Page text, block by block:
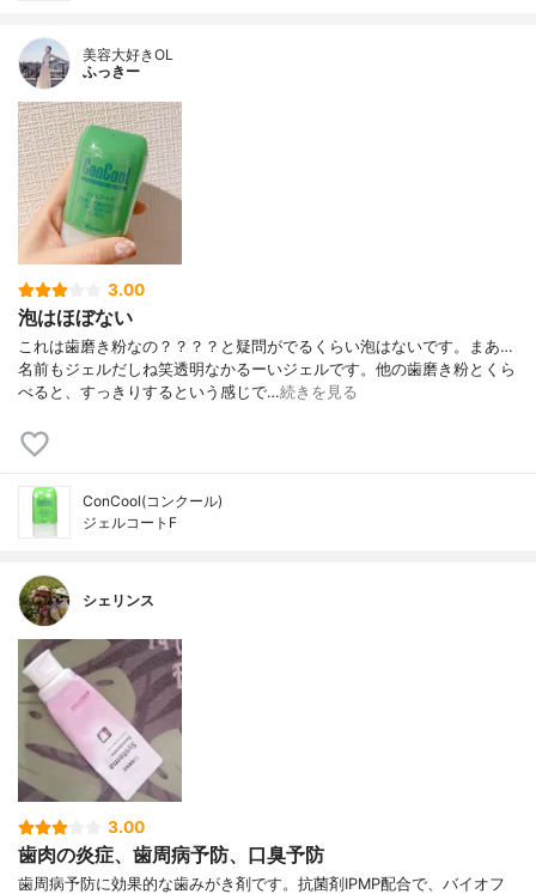
美容大好きOL
ふっきー
3.00
泡はほぼない
これは歯磨き粉なの？？？？と疑問がでるくらい泡はないです。まあ…
名前もジェルだしね笑透明なかるーいジェルです。他の歯磨き粉とくら
べると、すっきりするという感じで…続きを見る
ConCool(コンクール)
ジェルコートF
シェリンス
3.00
歯肉の炎症、歯周病予防、口臭予防
歯周病予防に効果的な歯みがき剤です。抗菌剤IPMP配合で、バイオフ